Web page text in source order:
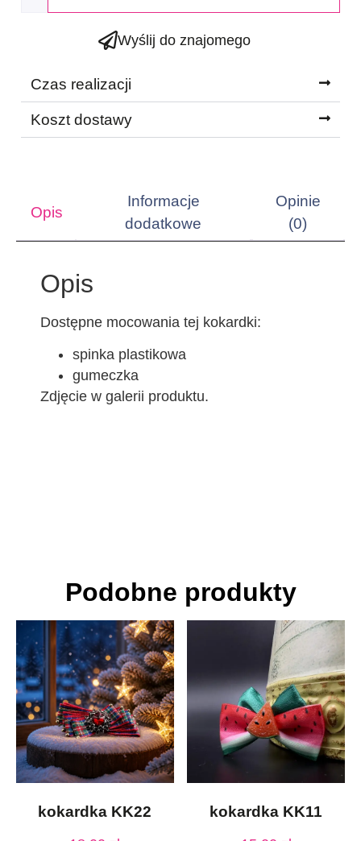
Wyślij do znajomego
Czas realizacji
Koszt dostawy
Opis
Informacje
dodatkowe
Opinie
(0)
Opis
Dostępne mocowania tej kokardki:
spinka plastikowa
gumeczka
Zdjęcie w galerii produktu.
Podobne produkty
kokardka KK22 kokardka KK11